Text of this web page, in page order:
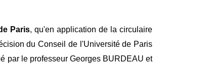
Paris, qu'en application de la circulaire
du Conseil de l'Université de Paris
par le professeur Georges BURDEAU et